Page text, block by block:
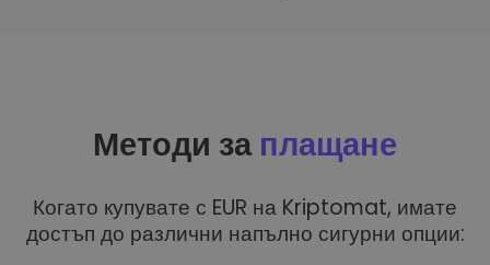
Методи за плащане
Когато купувате с EUR на Kriptomat, имате
достъп до различни напълно сигурни опции: